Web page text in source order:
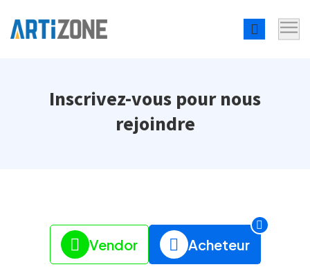
Inscrivez-vous pour nous
rejoindre
Vendor Acheteur